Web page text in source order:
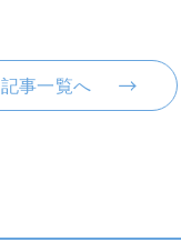
記事一覧へ